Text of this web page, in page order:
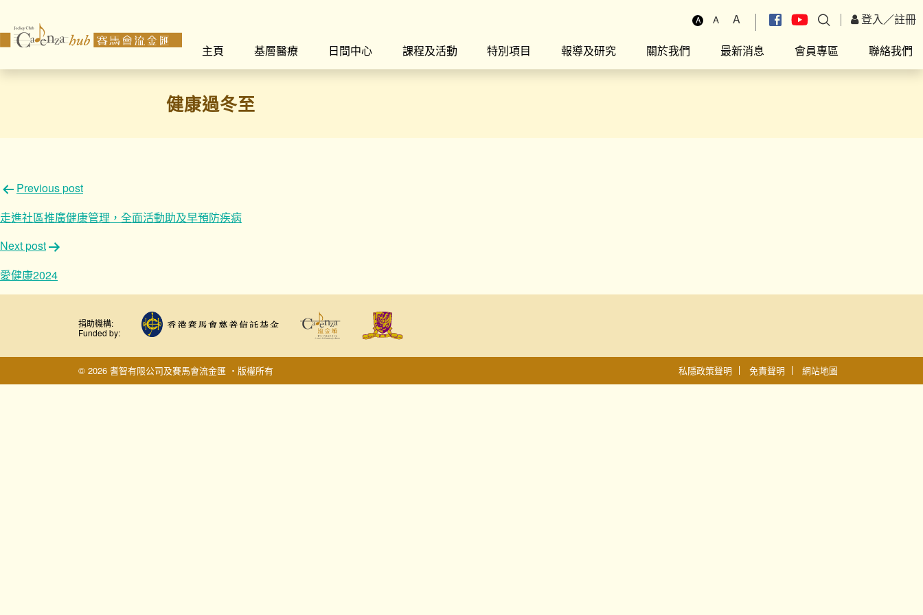
A A A 登入／註冊
主頁
基層醫療 日間中心 課程及活動 特別項目 報導及研究 關於我們 最新消息 會員專區 聯絡我們
健康過冬至
文
章
導
覽
Previous post
走進社區推廣健康管理，全面活動助及早預防疾病
Next post
愛健康2024
捐助機構:
Funded by:
© 2026 耆智有限公司及賽馬會流金匯 ‧版權所有 私隱政策聲明 免責聲明 網站地圖